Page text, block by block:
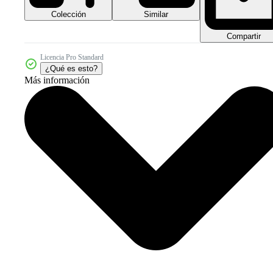
Colección Similar
Compartir
Licencia Pro Standard
¿Qué es esto?
Más información